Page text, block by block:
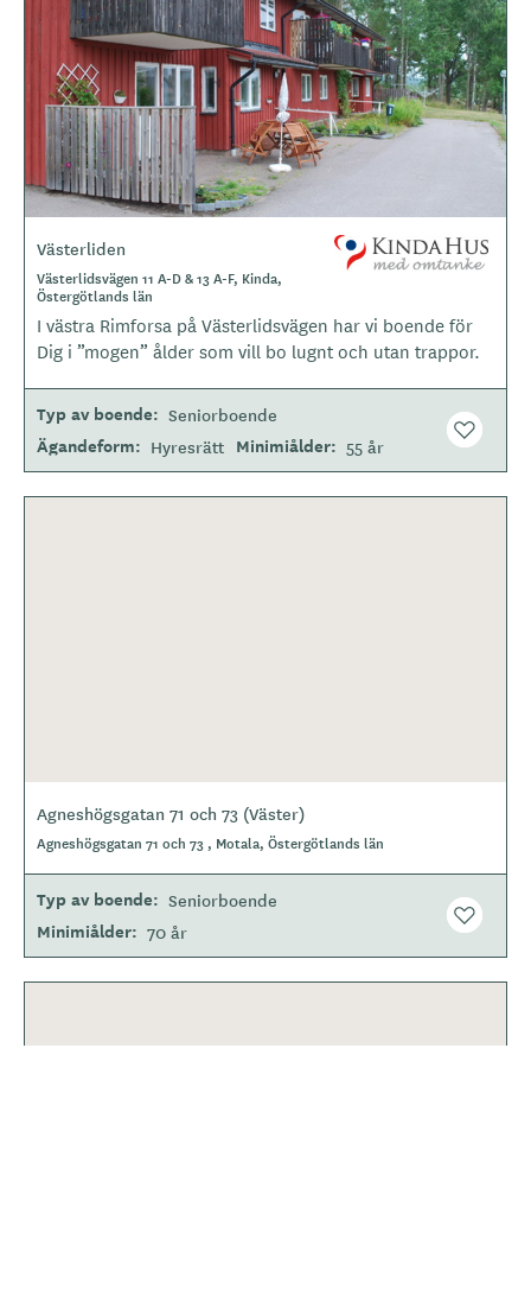
L
o
t
Västerliden
Västerlidsvägen 11 A-D & 13 A-F, Kinda,
Östergötlands län
I västra Rimforsa på Västerlidsvägen har vi boende för
Dig i ”mogen” ålder som vill bo lugnt och utan trappor.
Typ av boende Seniorboende
Ägandeform Hyresrätt Minimiålder 55 år
Agneshögsgatan 71 och 73 (Väster)
Agneshögsgatan 71 och 73 , Motala, Östergötlands län
Typ av boende Seniorboende
Minimiålder 70 år